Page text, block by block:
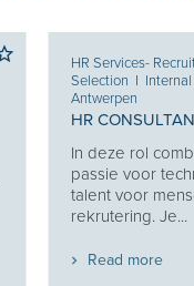
HR Services-
Selection I
Antwerpen
HR
In deze rol
passie voor
talent voor
rekrutering. Je...
Read more